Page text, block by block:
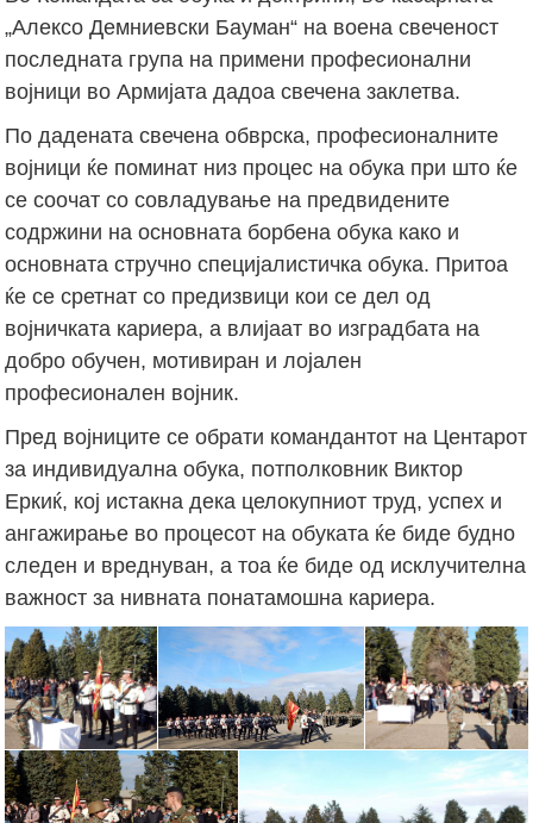
„Алексо Демниевски Бауман“ на воена свеченост
последната група на примени професионални
војници во Армијата дадоа свечена заклетва.
По дадената свечена обврска, професионалните
војници ќе поминат низ процес на обука при што ќе
се соочат со совладување на предвидените
содржини на основната борбена обука како и
основната стручно специјалистичка обука. Притоа
ќе се сретнат со предизвици кои се дел од
војничката кариера, а влијаат во изградбата на
добро обучен, мотивиран и лојален
професионален војник.
Пред војниците се обрати командантот на Центарот
за индивидуална обука, потполковник Виктор
Еркиќ, кој истакна дека целокупниот труд, успех и
ангажирање во процесот на обуката ќе биде будно
следен и вреднуван, а тоа ќе биде од исклучителна
важност за нивната понатамошна кариера.